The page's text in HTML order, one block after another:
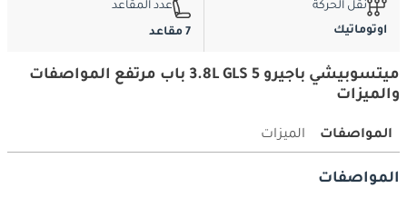
نقل الحركة
اوتوماتيك
عدد المقاعد
7 مقاعد
ميتسوبيشي باجيرو 3.8L GLS 5 باب مرتفع المواصفات
والميزات
المواصفات الميزات
المواصفات